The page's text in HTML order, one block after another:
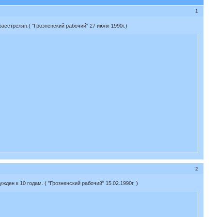
1
"Грозненский рабочий" 27 июля 1990г.)
2
к 10 годам. ( "Грозненский рабочий" 15.02.1990г. )